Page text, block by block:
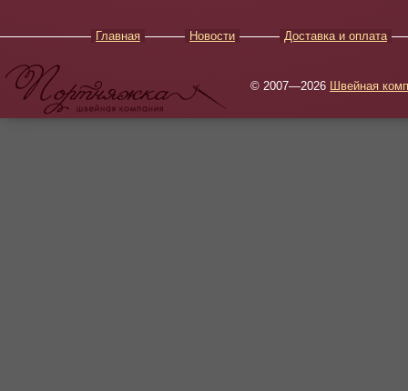
Главная Новости Доставка и оплата
© 2007—2026 Швейная